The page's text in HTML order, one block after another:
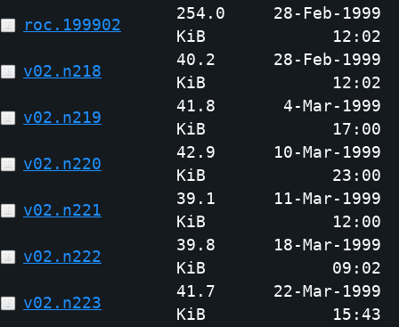
roc.199902
254.0
KiB
28-Feb-1999
12:02
v02.n218
40.2
KiB
28-Feb-1999
12:02
v02.n219
41.8
KiB
4-Mar-1999
17:00
v02.n220
42.9
KiB
10-Mar-1999
23:00
v02.n221
39.1
KiB
11-Mar-1999
12:00
v02.n222
39.8
KiB
18-Mar-1999
09:02
v02.n223
41.7
KiB
22-Mar-1999
15:43